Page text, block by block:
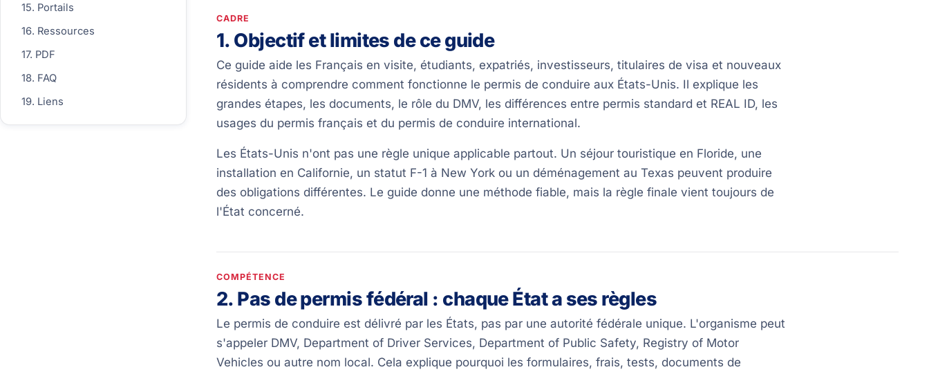
15. Portails
16. Ressources
17. PDF
18. FAQ
19. Liens
CADRE
1. Objectif et limites de ce guide
Ce guide aide les Français en visite, étudiants, expatriés, investisseurs, titulaires de visa et nouveaux
résidents à comprendre comment fonctionne le permis de conduire aux États-Unis. Il explique les
grandes étapes, les documents, le rôle du DMV, les différences entre permis standard et REAL ID, les
usages du permis français et du permis de conduire international.
Les États-Unis n'ont pas une règle unique applicable partout. Un séjour touristique en Floride, une
installation en Californie, un statut F-1 à New York ou un déménagement au Texas peuvent produire
des obligations différentes. Le guide donne une méthode fiable, mais la règle finale vient toujours de
l'État concerné.
COMPÉTENCE
2. Pas de permis fédéral : chaque État a ses règles
Le permis de conduire est délivré par les États, pas par une autorité fédérale unique. L'organisme peut
s'appeler DMV, Department of Driver Services, Department of Public Safety, Registry of Motor
Vehicles ou autre nom local. Cela explique pourquoi les formulaires, frais, tests, documents de